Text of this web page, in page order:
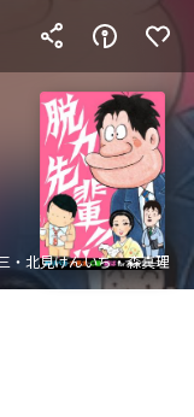
・北見けんいち・森真理